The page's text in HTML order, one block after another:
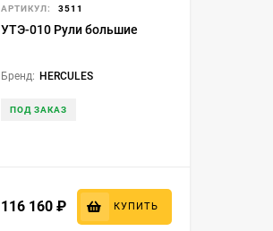
АРТИКУЛ: 3511
УТЭ-010 Рули большие
Бренд: HERCULES
ПОД ЗАКАЗ
116 160 КУПИТЬ